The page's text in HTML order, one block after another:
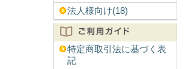
法人様向け(18)
特定商取引法に基づく表
記